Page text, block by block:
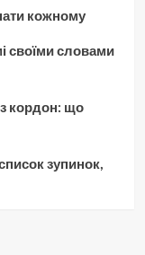
кожному
своїми словами
кордон: що
зупинок,